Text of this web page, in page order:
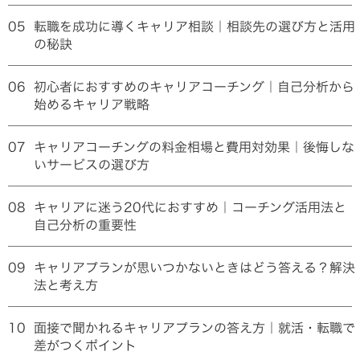
05 転職を成功に導くキャリア相談｜相談先の選び方と活用
の秘訣
06 初心者におすすめのキャリアコーチング｜自己分析から
始めるキャリア戦略
07 キャリアコーチングの料金相場と費用対効果｜後悔しな
いサービスの選び方
08 キャリアに迷う20代におすすめ｜コーチング活用法と
自己分析の重要性
09 キャリアプランが思いつかないときはどう答える？解決
法と考え方
10 面接で聞かれるキャリアプランの答え方｜就活・転職で
差がつくポイント